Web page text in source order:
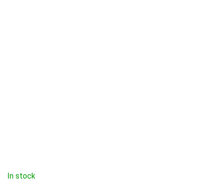
In stock